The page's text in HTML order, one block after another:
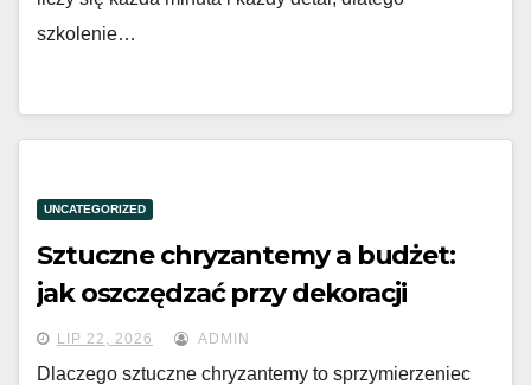
szkolenie…
UNCATEGORIZED
Sztuczne chryzantemy a budżet:
jak oszczędzać przy dekoracji
LIP 22, 2026 ADMIN
Dlaczego sztuczne chryzantemy to sprzymierzeniec